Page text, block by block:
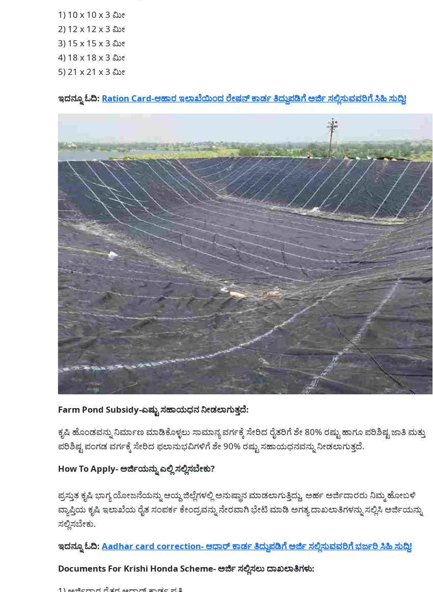
1) 10 x 10 x 3 ಮೀ
2) 12 x 12 x 3 ಮೀ
3) 15 x 15 x 3 ಮೀ
4) 18 x 18 x 3 ಮೀ
5) 21 x 21 x 3 ಮೀ
ಇದನ್ನೂ ಓದಿ: Ration Card-ಆಹಾರ ಇಲಾಖೆಯಿಂದ ರೇಷನ್ ಕಾರ್ಡ ತಿದ್ದುಪಡಿಗೆ ಅರ್ಜಿ ಸಲ್ಲಿಸುವವರಿಗೆ ಸಿಹಿ ಸುದ್ದಿ!
Farm Pond Subsidy-ಎಷ್ಟು ಸಹಾಯಧನ ನೀಡಲಾಗುತ್ತದೆ:
ಕೃಷಿ ಹೊಂಡವನ್ನು ನಿರ್ಮಾಣ ಮಾಡಿಕೊಳ್ಳಲು ಸಾಮಾನ್ಯ ವರ್ಗಕ್ಕೆ ಸೇರಿದ ರೈತರಿಗೆ ಶೇ 80% ರಷ್ಟು ಹಾಗೂ ಪರಿಶಿಷ್ಟ ಜಾತಿ ಮತ್ತು
ಪರಿಶಿಷ್ಟ ಪಂಗಡ ವರ್ಗಕ್ಕೆ ಸೇರಿದ ಫಲಾನುಭವಿಗಳಿಗೆ ಶೇ 90% ರಷ್ಟು ಸಹಾಯಧನವನ್ನು ನೀಡಲಾಗುತ್ತದೆ.
How To Apply- ಅರ್ಜಿಯನ್ನು ಎಲ್ಲಿ ಸಲ್ಲಿಸಬೇಕು?
ಪ್ರಸ್ತುತ ಕೃಷಿ ಭಾಗ್ಯ ಯೋಜನೆಯನ್ನು ಆಯ್ದ ಜಿಲ್ಲೆಗಳಲ್ಲಿ ಅನುಷ್ಥಾನ ಮಾಡಲಾಗುತ್ತಿದ್ದು, ಅರ್ಹ ಅರ್ಜಿದಾರರು ನಿಮ್ಮ ಹೋಬಳಿ
ವ್ಯಾಪ್ತಿಯ ಕೃಷಿ ಇಲಾಖೆಯ ರೈತ ಸಂಪರ್ಕ ಕೇಂದ್ರವನ್ನು ನೇರವಾಗಿ ಭೇಟಿ ಮಾಡಿ ಅಗತ್ಯ ದಾಖಲಾತಿಗಳನ್ನು ಸಲ್ಲಿಸಿ ಅರ್ಜಿಯನ್ನು
ಸಲ್ಲಿಸಬೇಕು.
ಇದನ್ನೂ ಓದಿ: Aadhar card correction- ಆಧಾರ್ ಕಾರ್ಡ ತಿದ್ದುಪಡಿಗೆ ಅರ್ಜಿ ಸಲ್ಲಿಸುವವರಿಗೆ ಭರ್ಜರಿ ಸಿಹಿ ಸುದ್ದಿ!
Documents For Krishi Honda Scheme- ಅರ್ಜಿ ಸಲ್ಲಿಸಲು ದಾಖಲಾತಿಗಳು: